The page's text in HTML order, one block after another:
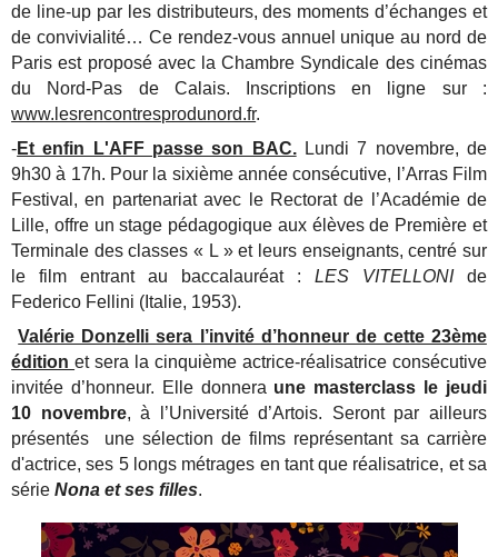
de line-up par les distributeurs, des moments d’échanges et
de convivialité… Ce rendez-vous annuel unique au nord de
Paris est proposé avec la Chambre Syndicale des cinémas
du Nord-Pas de Calais. I nscriptions en ligne sur :
www.lesrencontresprodunord.fr.
-Et enfin L'AFF passe son BAC.Lundi 7 novembre, de
9h30 à 17h. Pour la sixième année consécutive, l’Arras Film
Festival, en partenariat avec le Rectorat de l’Académie de
Lille, offre un stage pédagogique aux élèves de Première et
Terminale des classes « L » et leurs enseignants, centré sur
le film entrant au baccalauréat : LES VITELLONIde
Federico Fellini (Italie, 1953).
Valérie Donzelli sera l’invité d’honneur de cette 23ème
éditionet sera la cinquième actrice-réalisatrice consécutive
invitée d’honneur. Elle donnera une masterclass le jeudi
10 novembre, à l’Université d’Artois. Seront par ailleurs
présentés une sélection de films représentant sa carrière
d'actrice, ses 5 longs métrages en tant que réalisatrice, et sa
sérieNona et ses filles.